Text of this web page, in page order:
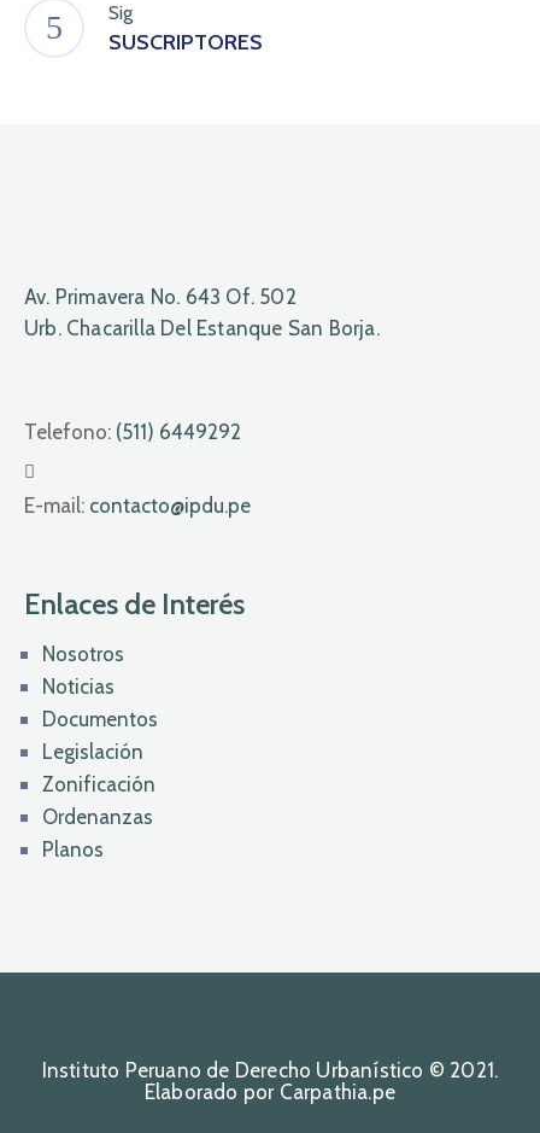
Sig
SUSCRIPTORES
Av. Primavera No. 643 Of. 502
Urb. Chacarilla Del Estanque San Borja.
Telefono: (511) 6449292
E-mail: contacto@ipdu.pe
Enlaces de Interés
Nosotros
Noticias
Documentos
Legislación
Zonificación
Ordenanzas
Planos
Instituto Peruano de Derecho Urbanístico © 2021.
Elaborado por Carpathia.pe